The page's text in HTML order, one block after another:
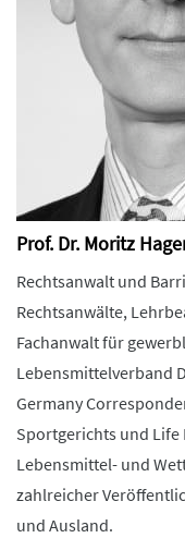
Prof. Dr. Moritz
Rechtsanwalt und
Rechtsanwälte,
Fachanwalt für
Lebensmittelverband
Germany
Sportgerichts und Life
Lebensmittel- und
zahlreicher
und Ausland.